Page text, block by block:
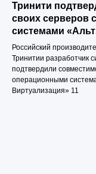
Тринити
своих серверов
системами
Российский
Тринитии разработчик
подтвердили
операционными
Виртуализация» 11